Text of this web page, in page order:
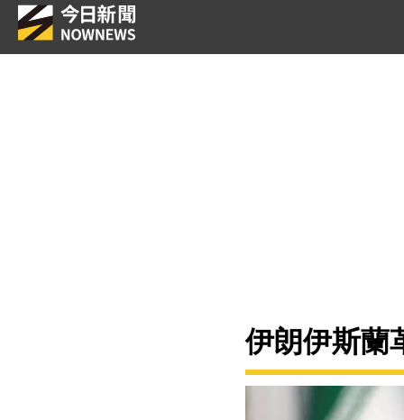
伊朗伊斯蘭